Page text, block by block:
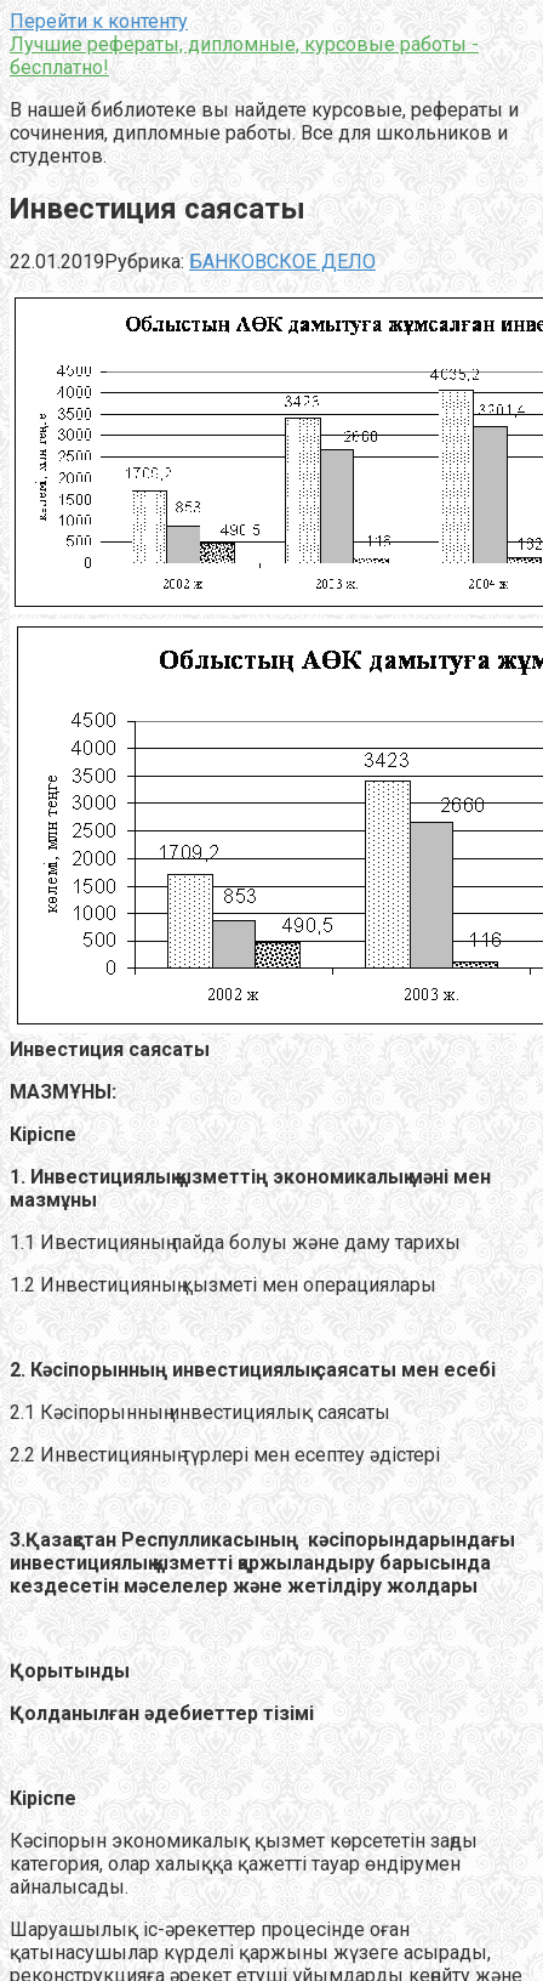
Перейти к контенту
Лучшие рефераты, дипломные, курсовые работы -
бесплатно!
В нашей библиотеке вы найдете курсовые, рефераты и
сочинения, дипломные работы. Все для школьников и
студентов.
Инвестиция саясаты
22.01.2019Рубрика: БАНКОВСКОЕ ДЕЛО
Инвестиция саясаты
МАЗМҰНЫ:
Кіріспе
1. Инвестициялық қызметтің экономикалық мәні мен
мазмұны
1.1 Ивестицияның пайда болуы және даму тарихы
1.2 Инвестицияның қызметі мен операциялары
2. Кәсіпорынның инвестициялық саясаты мен есебі
2.1 Кәсіпорынның инвестициялық саясаты
2.2 Инвестицияның түрлері мен есептеу әдістері
3.Қазақстан Респулликасының кәсіпорындарындағы
инвестициялық қызметті қаржыландыру барысында
кездесетін мәселелер және жетілдіру жолдары
Қорытынды
Қолданылған әдебиеттер тізімі
Кіріспе
Кәсіпорын экономикалық қызмет көрсететін заңды
категория, олар халыққа қажетті тауар өндірумен
айналысады.
Шаруашылық іс-әрекеттер процесінде оған
қатынасушылар күрделі қаржыны жүзеге асырады,
реконструкцияға әрекет етуші ұйымдарды кеңейту және